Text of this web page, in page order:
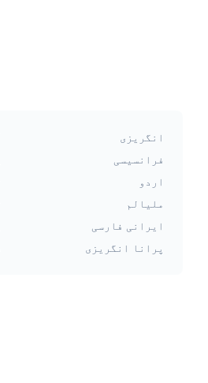
انگریزی
فرانسیسی
اردو
ملیالم
ایرانی فارسی
پرانا انگریزی